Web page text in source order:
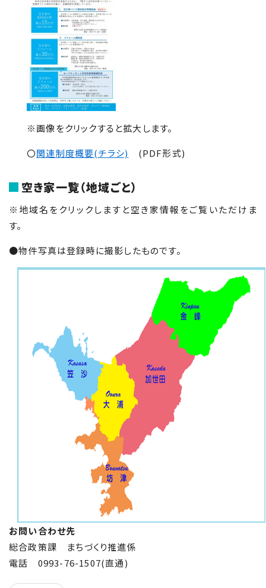
※画像をクリックすると拡大します。
〇関連制度概要(チラシ) (PDF形式)
空き家一覧（地域ごと）
※地域名をクリックしますと空き家情報をご覧いただけま
す。
●物件写真は登録時に撮影したものです。
お問い合わせ先
総合政策課 まちづくり推進係
電話 0993-76-1507(直通)